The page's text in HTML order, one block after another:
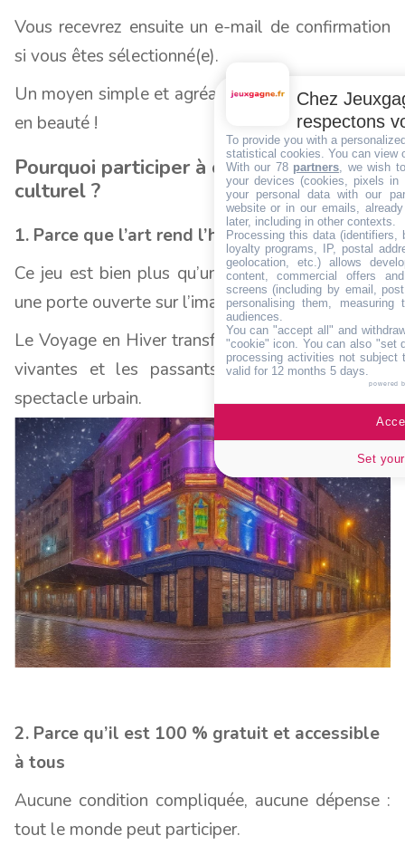
Vous recevrez ensuite un e-mail de confirmation
si vous êtes sélectionné(e).
Un moyen simple et agréable de terminer l’année
en beauté !
Pourquoi participer à ce jeu concours
culturel ?
1. Parce que l’art rend l’hiver plus lumineux
Ce jeu est bien plus qu’une simple loterie : c’est
une porte ouverte sur l’imaginaire et la création.
Le Voyage en Hiver transforme les rues en toiles
vivantes et les passants en spectateurs d’un
spectacle urbain.
2. Parce qu’il est 100 % gratuit et accessible
à tous
Aucune condition compliquée, aucune dépense :
tout le monde peut participer.
Chez
respectons
To provide you with a
statistical cookies. You can view
With our 78 partners , we wish
your devices (cookies, pixels
your personal data with our
website or in our emails,
later, including in other contexts.
Processing this data (identifiers,
loyalty programs, IP, postal
geolocation, etc.) allows
content, commercial offers
screens (including by email,
personalising them, measuring
audiences.
You can "accept all" and
"cookie" icon . You can also "set
processing activities not subject
valid for 12 months 5 days.
powered
Set